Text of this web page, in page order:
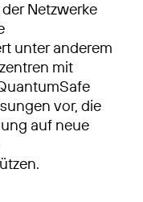
Netzwerke
unter anderem
mit
vor, die
auf neue